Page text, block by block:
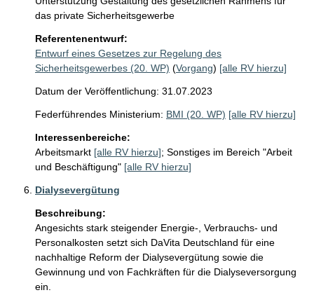
das private Sicherheitsgewerbe
Referentenentwurf:
Entwurf eines Gesetzes zur Regelung des
Sicherheitsgewerbes (20. WP) (Vorgang) [alle RV hierzu]
Datum der Veröffentlichung: 31.07.2023
Federführendes Ministerium: BMI (20. WP) [alle RV hierzu]
Interessenbereiche:
Arbeitsmarkt [alle RV hierzu]; Sonstiges im Bereich "Arbeit
und Beschäftigung" [alle RV hierzu]
Dialysevergütung
Beschreibung:
Angesichts stark steigender Energie-, Verbrauchs- und
Personalkosten setzt sich DaVita Deutschland für eine
nachhaltige Reform der Dialysevergütung sowie die
Gewinnung und von Fachkräften für die Dialyseversorgung
ein.